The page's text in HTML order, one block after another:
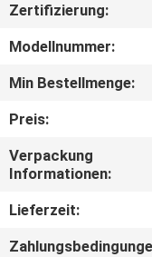
FABRIK-
AUSFLUG
TRETEN
SIE
MIT
Zertifizierung:
Modellnummer:
Min Bestellmenge:
Preis:
Verpackung
Informationen:
Lieferzeit: